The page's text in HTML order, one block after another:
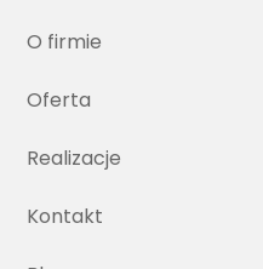
O firmie
Oferta
Realizacje
Kontakt